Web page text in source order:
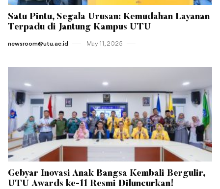
Satu Pintu, Segala Urusan: Kemudahan Layanan
Terpadu di Jantung Kampus UTU
newsroom@utu.ac.id May 11 , 2025
Gebyar Inovasi Anak Bangsa Kembali Bergulir,
UTU Awards ke-11 Resmi Diluncurkan!